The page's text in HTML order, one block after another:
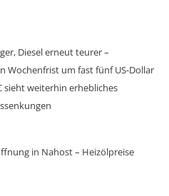
Diesel erneut teurer –
Wochenfrist um fast fünf US-Dollar
sieht weiterhin erhebliches
in Nahost – Heizölpreise